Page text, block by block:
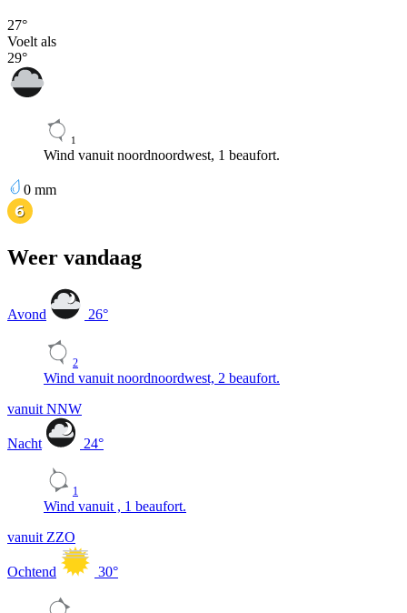
27°
Voelt als
29°
1
Wind vanuit noordnoordwest, 1 beaufort.
0 mm
Weer vandaag
Avond 26°
2
Wind vanuit noordnoordwest, 2 beaufort.
vanuit NNW
Nacht 24°
1
Wind vanuit , 1 beaufort.
vanuit ZZO
Ochtend 30°